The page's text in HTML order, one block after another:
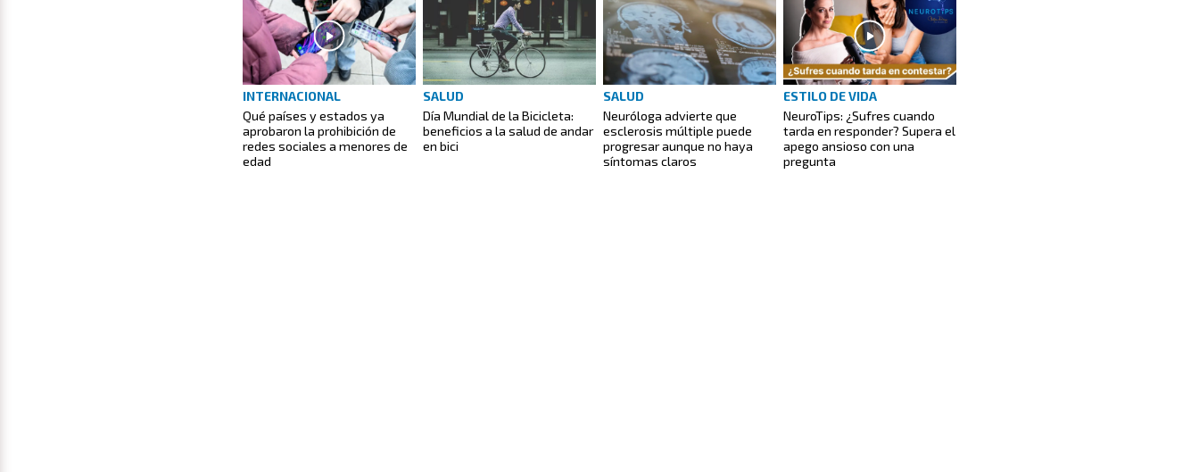
INTERNACIONAL
Qué países y estados ya
aprobaron la prohibición de
redes sociales a menores de
edad
SALUD
Día Mundial de la Bicicleta:
beneficios a la salud de andar
en bici
SALUD
Neuróloga advierte que
esclerosis múltiple puede
progresar aunque no haya
síntomas claros
ESTILO DE VIDA
NeuroTips: ¿Sufres cuando
tarda en responder? Supera el
apego ansioso con una
pregunta